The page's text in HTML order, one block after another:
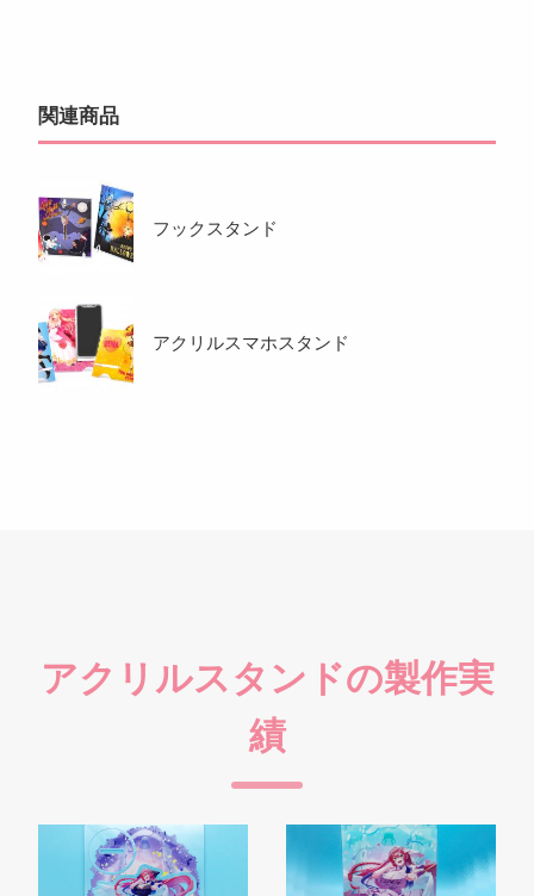
関連商品
フックスタンド
アクリルスマホスタンド
アクリルスタンドの製作実
績